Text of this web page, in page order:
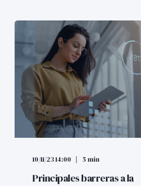
10/11/23 14:00 5 min
Principales barreras a la